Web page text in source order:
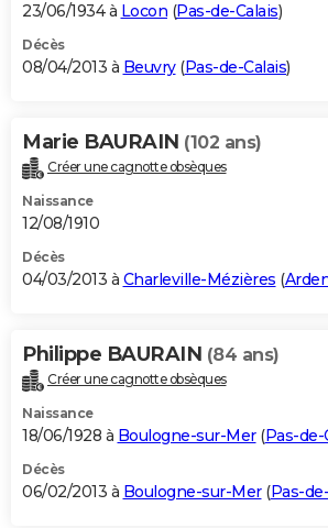
23/06/1934 à Locon (Pas-de-Calais)
Décès
08/04/2013 à Beuvry(Pas-de-Calais)
Marie BAURAIN (102 ans)
Créer une cagnotte obsèques
Naissance
12/08/1910
Décès
04/03/2013 à Charleville-Mézières (
Philippe BAURAIN (84 ans)
Créer une cagnotte obsèques
Naissance
18/06/1928 à Boulogne-sur-Mer(Pas-de-
Décès
06/02/2013 à Boulogne-sur-Mer(Pas-